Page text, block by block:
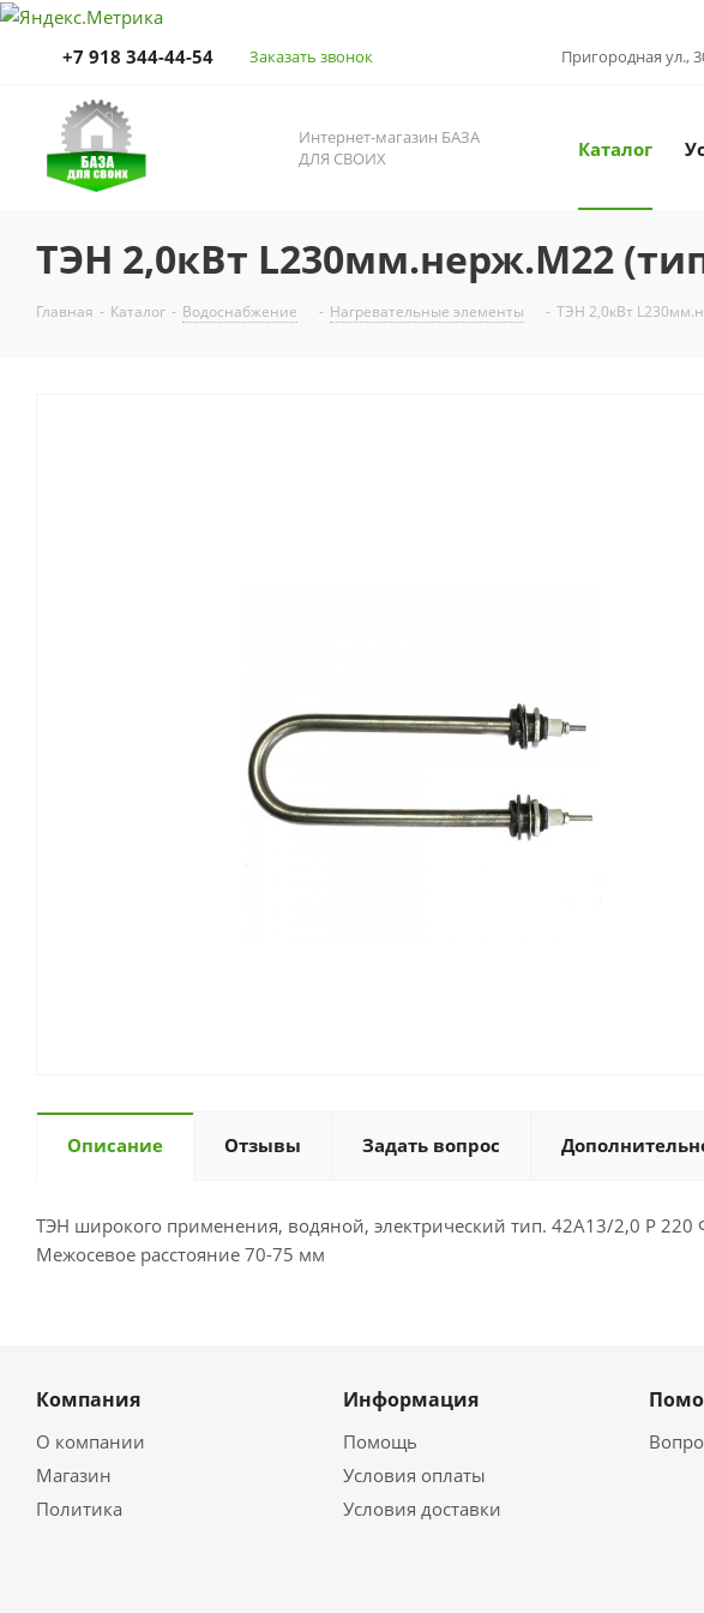
+7 918 344-44-54 Заказать звонок Пригородная ул.,
Интернет-магазин БАЗА
ДЛЯ СВОИХ
Каталог
ТЭН 2,0кВт L230мм.нерж.M22
Главная - Каталог - Водоснабжение - Нагревательные элементы - ТЭН 2,0кВт
Описание Отзывы Задать вопрос
ТЭН широкого применения, водяной, электрический тип. 42A13/2,0 P
Межосевое расстояние 70-75 мм
Компания
О компании
Магазин
Политика
Информация
Помощь
Условия оплаты
Условия доставки